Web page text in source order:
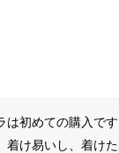
初めての購入です
着け易いし、着け